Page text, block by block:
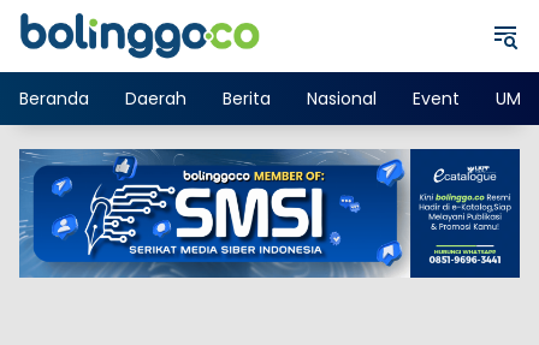
Langsung
Beranda
Daerah Berita Nasional Event